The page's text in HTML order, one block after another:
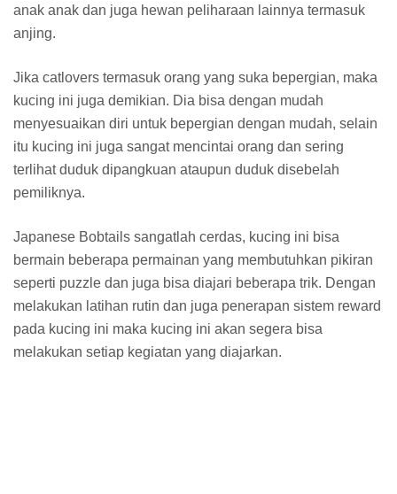
anak anak dan juga hewan peliharaan lainnya termasuk
anjing.
Jika catlovers termasuk orang yang suka bepergian, maka
kucing ini juga demikian. Dia bisa dengan mudah
menyesuaikan diri untuk bepergian dengan mudah, selain
itu kucing ini juga sangat mencintai orang dan sering
terlihat duduk dipangkuan ataupun duduk disebelah
pemiliknya.
Japanese Bobtails sangatlah cerdas, kucing ini bisa
bermain beberapa permainan yang membutuhkan pikiran
seperti puzzle dan juga bisa diajari beberapa trik. Dengan
melakukan latihan rutin dan juga penerapan sistem reward
pada kucing ini maka kucing ini akan segera bisa
melakukan setiap kegiatan yang diajarkan.